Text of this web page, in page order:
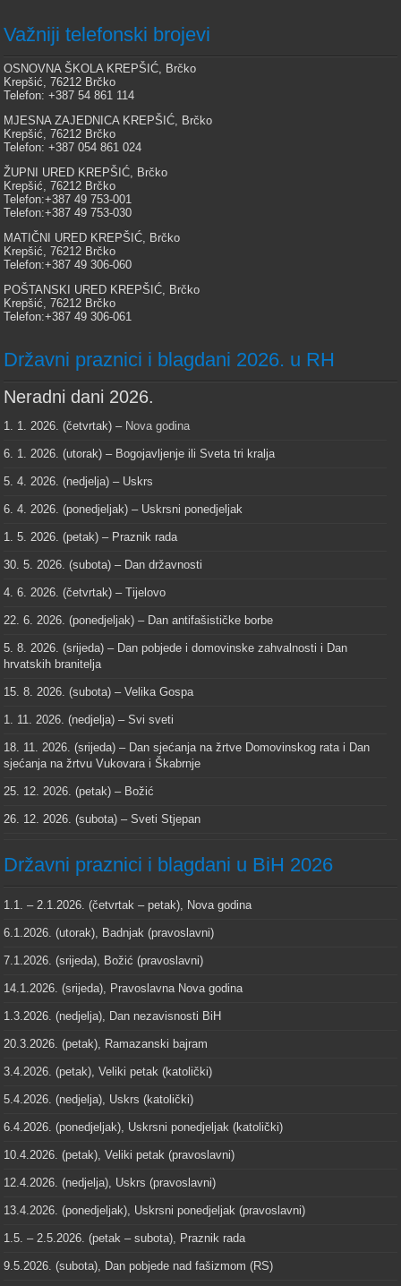
Važniji telefonski brojevi
OSNOVNA ŠKOLA KREPŠIĆ, Brčko
Krepšić, 76212 Brčko
Telefon: +387 54 861 114
MJESNA ZAJEDNICA KREPŠIĆ, Brčko
Krepšić, 76212 Brčko
Telefon: +387 054 861 024
ŽUPNI URED KREPŠIĆ, Brčko
Krepšić, 76212 Brčko
Telefon:+387 49 753-001
Telefon:+387 49 753-030
MATIČNI URED KREPŠIĆ, Brčko
Krepšić, 76212 Brčko
Telefon:+387 49 306-060
POŠTANSKI URED KREPŠIĆ, Brčko
Krepšić, 76212 Brčko
Telefon:+387 49 306-061
Državni praznici i blagdani 2026. u RH
Neradni dani 2026.
1. 1. 2026. (četvrtak) – Nova godina
6. 1. 2026. (utorak) – Bogojavljenje ili Sveta tri kralja
5. 4. 2026. (nedjelja) – Uskrs
6. 4. 2026. (ponedjeljak) – Uskrsni ponedjeljak
1. 5. 2026. (petak) – Praznik rada
30. 5. 2026. (subota) – Dan državnosti
4. 6. 2026. (četvrtak) – Tijelovo
22. 6. 2026. (ponedjeljak) – Dan antifašističke borbe
5. 8. 2026. (srijeda) – Dan pobjede i domovinske zahvalnosti i Dan
hrvatskih branitelja
15. 8. 2026. (subota) – Velika Gospa
1. 11. 2026. (nedjelja) – Svi sveti
18. 11. 2026. (srijeda) – Dan sjećanja na žrtve Domovinskog rata i Dan
sjećanja na žrtvu Vukovara i Škabrnje
25. 12. 2026. (petak) – Božić
26. 12. 2026. (subota) – Sveti Stjepan
Državni praznici i blagdani u BiH 2026
1.1. – 2.1.2026. (četvrtak – petak), Nova godina
6.1.2026. (utorak), Badnjak (pravoslavni)
7.1.2026. (srijeda), Božić (pravoslavni)
14.1.2026. (srijeda), Pravoslavna Nova godina
1.3.2026. (nedjelja), Dan nezavisnosti BiH
20.3.2026. (petak), Ramazanski bajram
3.4.2026. (petak), Veliki petak (katolički)
5.4.2026. (nedjelja), Uskrs (katolički)
6.4.2026. (ponedjeljak), Uskrsni ponedjeljak (katolički)
10.4.2026. (petak), Veliki petak (pravoslavni)
12.4.2026. (nedjelja), Uskrs (pravoslavni)
13.4.2026. (ponedjeljak), Uskrsni ponedjeljak (pravoslavni)
1.5. – 2.5.2026. (petak – subota), Praznik rada
9.5.2026. (subota), Dan pobjede nad fašizmom (RS)